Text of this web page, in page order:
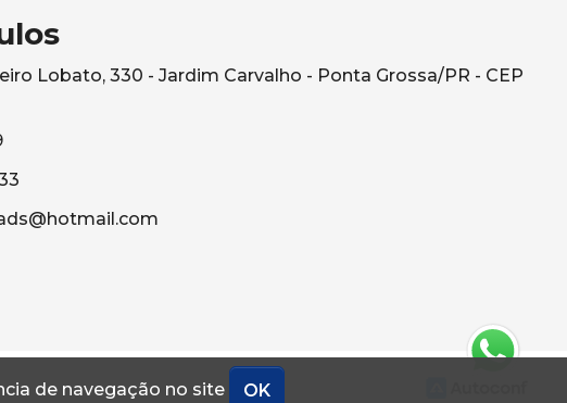
de navegação no site OK
Lobato, 330 - Jardim Carvalho - Ponta Grossa/PR - CEP